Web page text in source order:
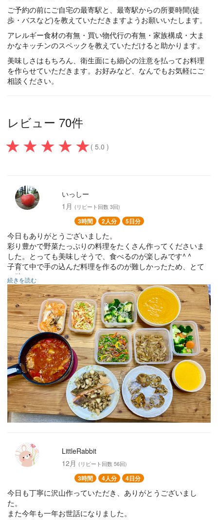
ご予約の前にご自宅の最寄駅と、最寄駅からの所要時間(徒
歩・バスなど)を教えていただきますようお願いいたします。
アレルギー食材の有無・買い物代行の有無・家族構成・大ま
かなキッチンのスペックを教えていただけると助かります。
美味しさはもちろん、衛生面にも細心の注意を払ってお料理
を作らせていただきます。お好みなど、なんでもお気軽にご
相談ください。
レビュー 70件
( 5.0 )
いっしー
1月 (リピート回数 3回)
3時間 2人分 5日分
今日もありがとうございました。
彩り豊かで野菜たっぷりの料理をたくさん作ってくださいま
した。とっても美味しそうで、食べるのが楽しみです^ ^
子育て中で手の込んだ料理を作るのが難しかったため、とて
も助かりました。
副菜
カボチャのポタージュ☆○
焼き野菜としらすのマリネ
ツナコールスロー○
茹で野菜と人参ドレッシング
蓮根の照り焼きステーキ
主菜
鶏もも肉のバスク風トマト煮込み☆○
挽き肉とピーマンの香味ソテー☆
ポークジンジャー☆
鰤のエスカベッシュ☆○
鮭のムニエルとキノコソテー○
続きを読む
LittleRabbit
12月 (リピート回数 56回)
3時間 4人分 4日分
今日も丁寧に沢山作っていただき、ありがとうございまし
た。
また今年も一年お世話になりました。